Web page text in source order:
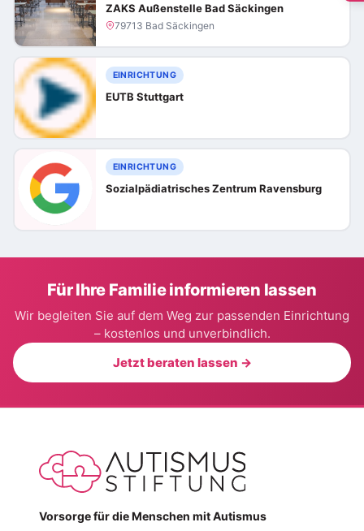
ZAKS Außenstelle Bad Säckingen
79713 Bad Säckingen
EINRICHTUNG
EUTB Stuttgart
EINRICHTUNG
Sozialpädiatrisches Zentrum Ravensburg
Für Ihre Familie informieren lassen
Wir begleiten Sie auf dem Weg zur passenden Einrichtung
– kostenlos und unverbindlich.
Jetzt beraten lassen →
Vorsorge für die Menschen mit Autismus